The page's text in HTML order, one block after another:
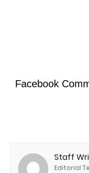
Facebook
Staff
Editorial